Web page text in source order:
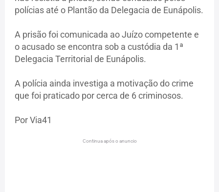
polícias até o Plantão da Delegacia de Eunápolis.
A prisão foi comunicada ao Juízo competente e
o acusado se encontra sob a custódia da 1ª
Delegacia Territorial de Eunápolis.
A polícia ainda investiga a motivação do crime
que foi praticado por cerca de 6 criminosos.
Por Via41
Continua após o anuncio